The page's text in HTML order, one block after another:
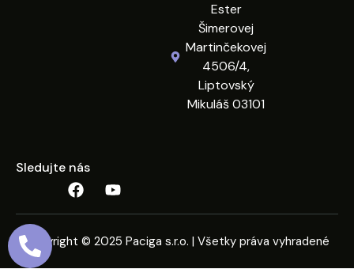
Ester
Šimerovej
Martinčekovej
4506/4,
Liptovský
Mikuláš 03101
Sledujte nás
Copyright © 2025 Paciga s.r.o. | Všetky práva vyhradené